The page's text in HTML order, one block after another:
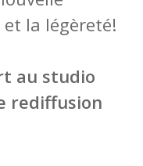
la légèreté!
au studio
rediffusion